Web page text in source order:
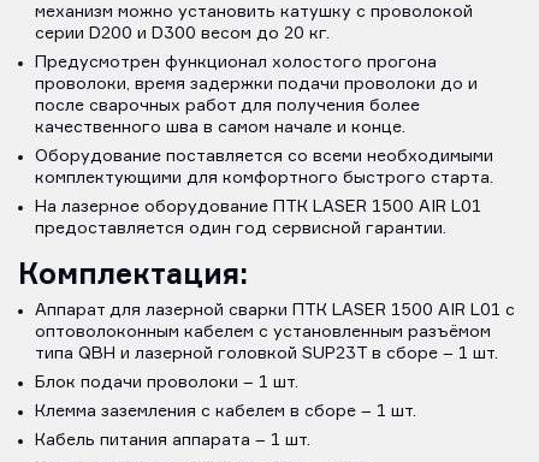
механизм можно установить катушку с проволокой
серии D200 и D300 весом до 20 кг.
Предусмотрен функционал холостого прогона
проволоки, время задержки подачи проволоки до и
после сварочных работ для получения более
качественного шва в самом начале и конце.
Оборудование поставляется со всеми необходимыми
комплектующими для комфортного быстрого старта.
На лазерное оборудование ПТК LASER 1500 AIR L01
предоставляется один год сервисной гарантии.
Комплектация:
Аппарат для лазерной сварки ПТК LASER 1500 AIR L01 с
оптоволоконным кабелем с установленным разъёмом
типа QBH и лазерной головкой SUP23T в сборе – 1 шт.
Блок подачи проволоки – 1 шт.
Клемма заземления с кабелем в сборе – 1 шт.
Кабель питания аппарата – 1 шт.